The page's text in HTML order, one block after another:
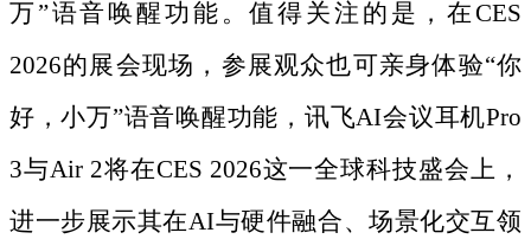
万”语音唤醒功能。值得关注的是，在CES
2026的展会现场，参展观众也可亲身体验“你
好，小万”语音唤醒功能，讯飞AI会议耳机Pro
3与Air 2将在CES 2026这一全球科技盛会上，
进一步展示其在AI与硬件融合、场景化交互领